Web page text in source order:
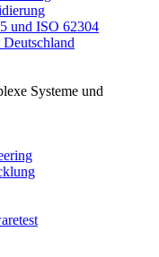
und ISO 62304
Systeme und